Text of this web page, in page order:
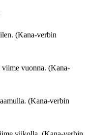
(Kana-verbin
viime vuonna. (Kana-
(Kana-verbin